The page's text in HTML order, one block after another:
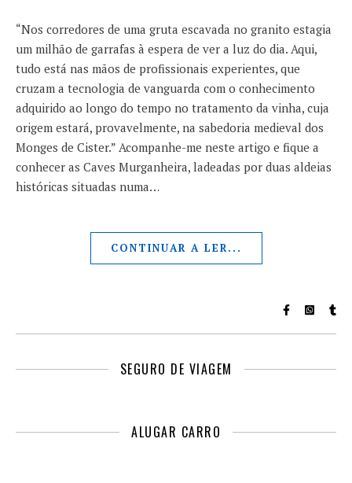
“Nos corredores de uma gruta escavada no granito estagia
um milhão de garrafas à espera de ver a luz do dia. Aqui,
tudo está nas mãos de profissionais experientes, que
cruzam a tecnologia de vanguarda com o conhecimento
adquirido ao longo do tempo no tratamento da vinha, cuja
origem estará, provavelmente, na sabedoria medieval dos
Monges de Cister.” Acompanhe-me neste artigo e fique a
conhecer as Caves Murganheira, ladeadas por duas aldeias
históricas situadas numa…
CONTINUAR A LER...
SEGURO DE VIAGEM
ALUGAR CARRO